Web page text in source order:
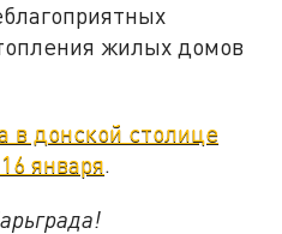
жилых домов
в донской столице
января.